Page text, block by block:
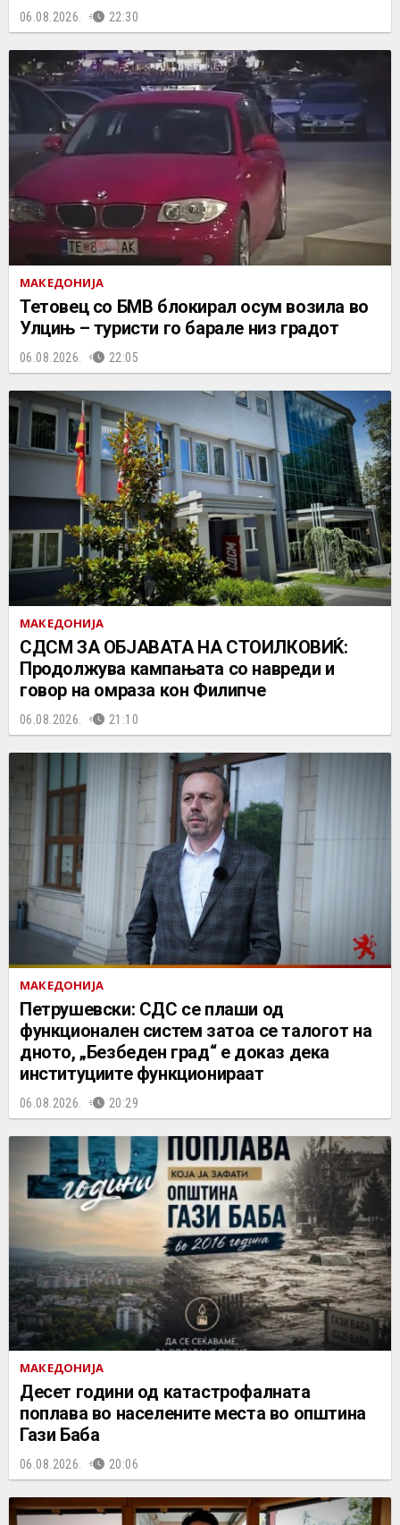
06.08.2026. 22:30
МАКЕДОНИЈА
Тетовец со БМВ блокирал осум возила во
Улцињ – туристи го барале низ градот
06.08.2026. 22:05
МАКЕДОНИЈА
СДСМ ЗА ОБЈАВАТА НА СТОИЛКОВИЌ:
Продолжува кампањата со навреди и
говор на омраза кон Филипче
06.08.2026. 21:10
МАКЕДОНИЈА
Петрушевски: СДС се плаши од
функционален систем затоа се талогот на
дното, „Безбеден град“ е доказ дека
институциите функционираат
06.08.2026. 20:29
МАКЕДОНИЈА
Десет години од катастрофалната
поплава во населените места во општина
Гази Баба
06.08.2026. 20:06